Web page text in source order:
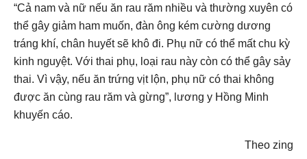
“Cả nam và nữ nếu ăn rau răm nhiều và thường xuyên có
thể gây giảm ham muốn, đàn ông kém cường dương
tráng khí, chân huyết sẽ khô đi. Phụ nữ có thể mất chu kỳ
kinh nguyệt. Với thai phụ, loại rau này còn có thể gây sảy
thai. Vì vậy, nếu ăn trứng vịt lộn, phụ nữ có thai không
được ăn cùng rau răm và gừng”, lương y Hồng Minh
khuyến cáo.
Theo zing